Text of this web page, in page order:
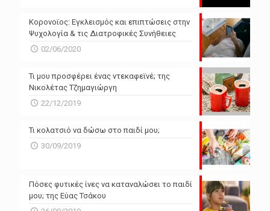
Powered by Forecast.io
Κορονοϊος: Εγκλεισμός και επιπτώσεις στην
Ψυχολογία & τις Διατροφικές Συνήθειες
02/06/2020
Τι μου προσφέρει ένας ντεκαφεϊνέ; της
Νικολέτας Τζημαγιώργη
22/12/2019
Τι κολατσιό να δώσω στο παιδί μου;
30/09/2019
Πόσες φυτικές ίνες να καταναλώσει το παιδί
μου; της Εύας Τσάκου